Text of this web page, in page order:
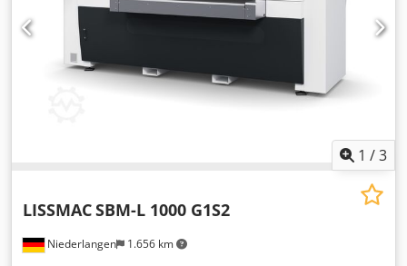
1 /3
Niederlangen 1.656 km
LISSMACSBM-L 1000 G1S2